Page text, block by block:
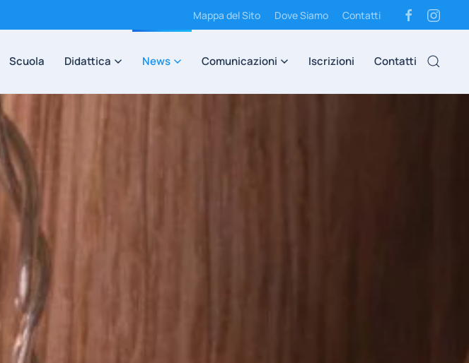
Mappa del Sito Dove Siamo Contatti
Scuola Didattica News Comunicazioni Iscrizioni Contatti